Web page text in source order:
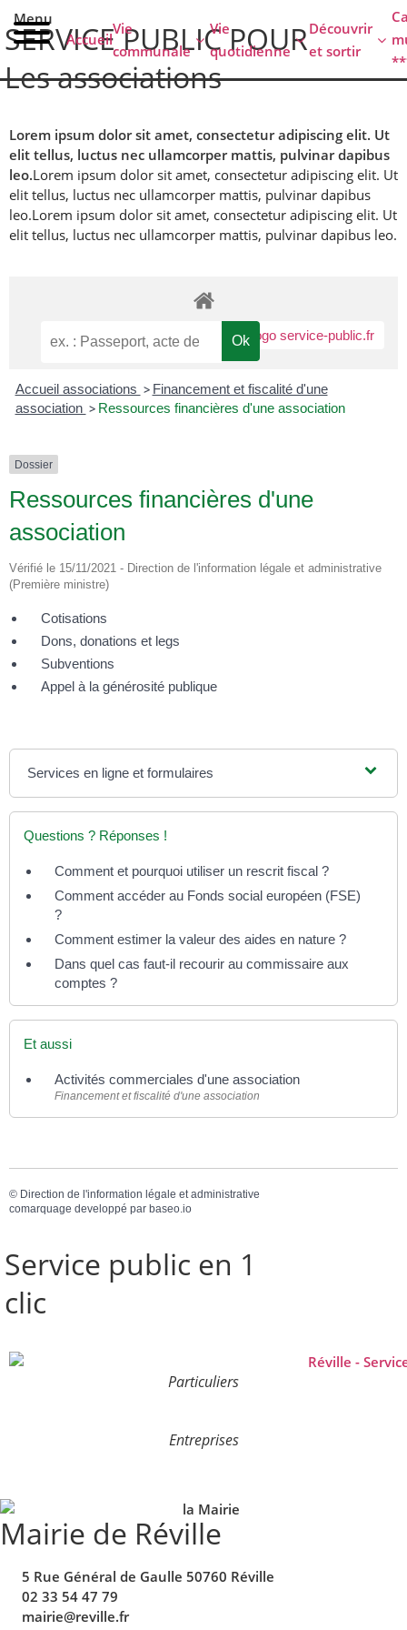
principal
Menu
Accueil
Vie
communale
Vie
quotidienne
Découvrir
et sortir
SERVICE PUBLIC POUR
Les associations
Lorem ipsum dolor sit amet, consectetur adipiscing elit. Ut
elit tellus, luctus nec ullamcorper mattis, pulvinar dapibus
leo.Lorem ipsum dolor sit amet, consectetur adipiscing elit. Ut
elit tellus, luctus nec ullamcorper mattis, pulvinar dapibus
leo.Lorem ipsum dolor sit amet, consectetur adipiscing elit. Ut
elit tellus, luctus nec ullamcorper mattis, pulvinar dapibus leo.
Accueil associations > Financement et fiscalité d'une
association > Ressources financières d'une association
Dossier
Ressources financières d'une
association
Vérifié le 15/11/2021 - Direction de l'information légale et administrative
(Première ministre)
Cotisations
Dons, donations et legs
Subventions
Appel à la générosité publique
Services en ligne et formulaires
Questions ? Réponses !
Comment et pourquoi utiliser un rescrit fiscal ?
Comment accéder au Fonds social européen (FSE)
?
Comment estimer la valeur des aides en nature ?
Dans quel cas faut-il recourir au commissaire aux
comptes ?
Et aussi
Activités commerciales d'une association
Financement et fiscalité d'une association
© Direction de l'information légale et administrative
comarquage developpé par baseo.io
Service public en 1
clic
Particuliers
Entreprises
Mairie de Réville
5 Rue Général de Gaulle 50760 Réville
02 33 54 47 79
mairie@reville.fr